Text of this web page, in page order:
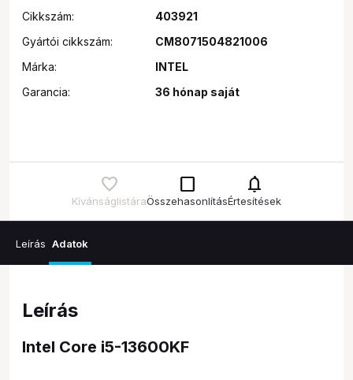
Cikkszám:
403921
Gyártói cikkszám:
CM8071504821006
Márka:
INTEL
Garancia:
36 hónap saját
Kívánságlistára
check_box_outline_blank
Összehasonlítás
notifications
Értesítések
Leírás Adatok
Leírás
Intel Core i5-13600KF